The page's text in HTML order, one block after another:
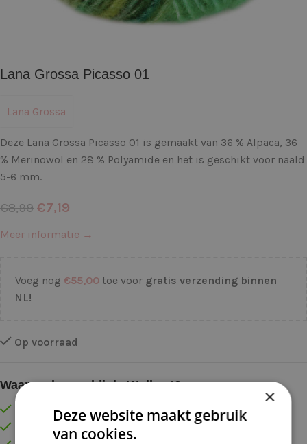
Lana Grossa Picasso 01
Lana Grossa
Deze Lana Grossa Picasso 01 is gemaakt van 36 % Alpaca, 36
% Merinowol en 28 % Polyamide en het is geschikt voor naald
5-6 mm.
€8,99 €7,19
Meer informatie →
Voeg nog €55,00 toe voor gratis verzending binnen
NL!
Op voorraad
Waarom kopen bij de Wolkast?
Lage verzendkosten vanaf € 4,99 binnen NL
Gratis verzonden vanaf €55,-
×
Deze website maakt gebruik
van cookies.